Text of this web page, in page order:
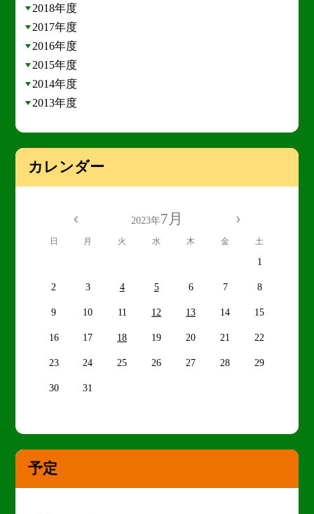
2018年度
2017年度
2016年度
2015年度
2014年度
2013年度
カレンダー
2023年7月
日 月 火 水 木 金 土
1
2 3 4 5 6 7 8
9 10 11 12 13 14 15
16 17 18 19 20 21 22
23 24 25 26 27 28 29
30 31
予定